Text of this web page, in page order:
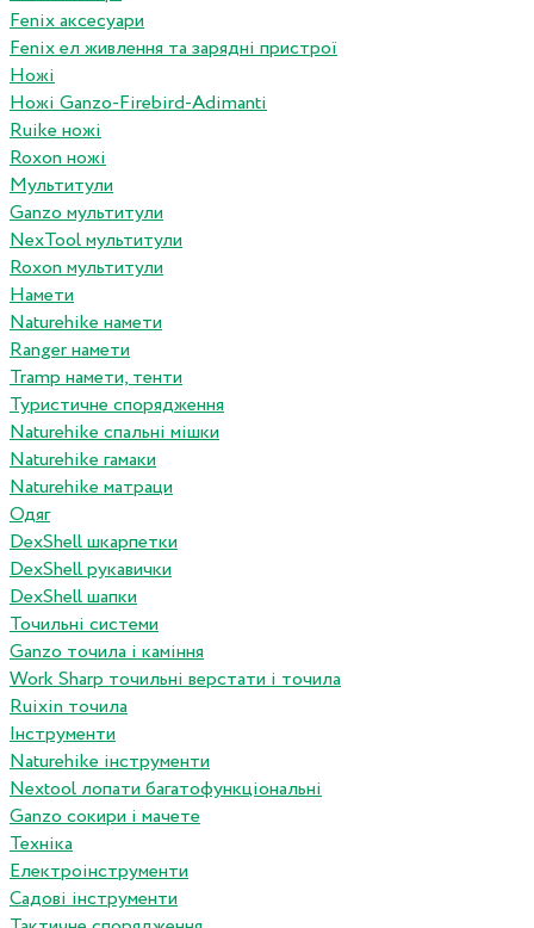
Fenix аксесуари
Fenix ел живлення та зарядні пристрої
Ножі
Ножі Ganzo-Firebird-Adimanti
Ruike ножі
Roxon ножi
Мультитули
Ganzo мультитули
NexTool мультитули
Roxon мультитули
Намети
Naturehike намети
Ranger намети
Tramp намети, тенти
Туристичне спорядження
Naturehike спальні мішки
Naturehike гамаки
Naturehike матраци
Одяг
DexShell шкарпетки
DexShell рукавички
DexShell шапки
Точильні системи
Ganzo точила і каміння
Work Sharp точильні верстати і точила
Ruixin точила
Інструменти
Naturehike інструменти
Nextool лопати багатофункціональні
Ganzo сокири і мачете
Техніка
Електроінструменти
Садові інструменти